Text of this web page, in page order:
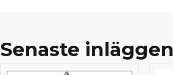
Senaste inläggen